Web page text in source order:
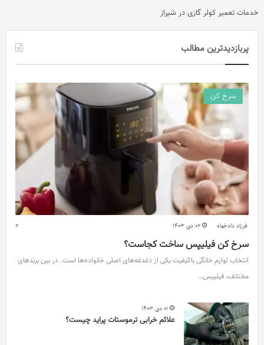
خدمات تعمیر کولر گازی در شیراز
پربازدیدترین مطالب
سرخ کن
فرزاد دادخواه 02 دی 1403 2
سرخ کن فیلیپس ساخت کجاست؟
انتخاب لوازم خانگی باکیفیت یکی از دغدغه‌های اصلی خانواده‌ها است. در بین برندهای
مختلف، فیلیپس…
01 دی 1403
علائم خرابی ترموستات پراید چیست؟